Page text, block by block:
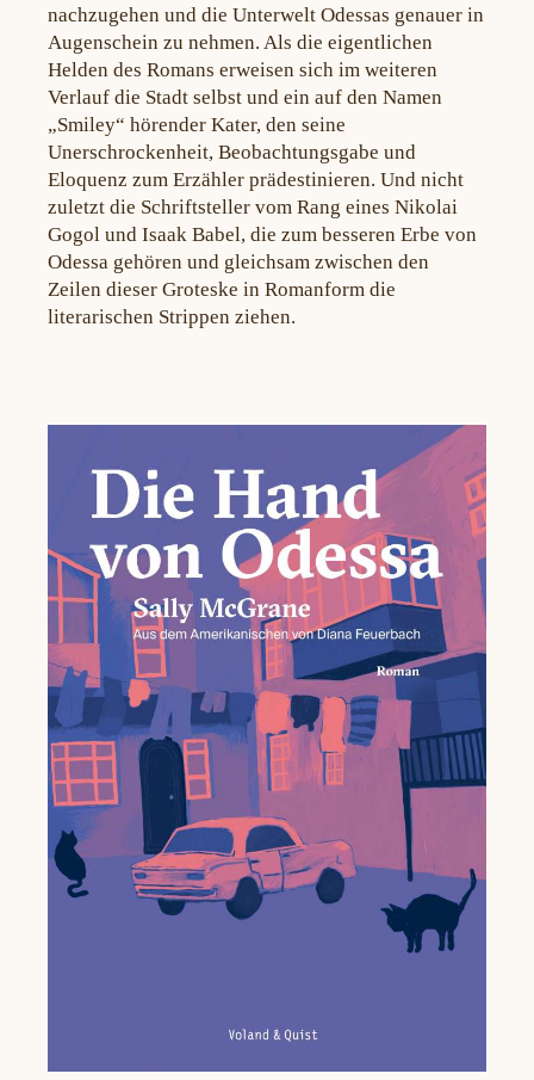
nachzugehen und die Unterwelt Odessas genauer in
Augenschein zu nehmen. Als die eigentlichen
Helden des Romans erweisen sich im weiteren
Verlauf die Stadt selbst und ein auf den Namen
„Smiley“ hörender Kater, den seine
Unerschrockenheit, Beobachtungsgabe und
Eloquenz zum Erzähler prädestinieren. Und nicht
zuletzt die Schriftsteller vom Rang eines Nikolai
Gogol und Isaak Babel, die zum besseren Erbe von
Odessa gehören und gleichsam zwischen den
Zeilen dieser Groteske in Romanform die
literarischen Strippen ziehen.